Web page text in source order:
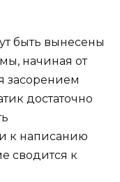
быть вынесены
начиная от
засорением
достаточно
к написанию
сводится к